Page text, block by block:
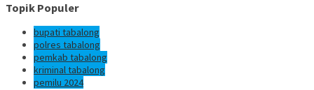
Topik Populer
bupati tabalong
polres tabalong
pemkab tabalong
kriminal tabalong
pemilu 2024